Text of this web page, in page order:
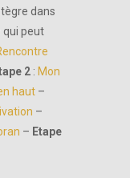
dans
qui peut
2 : Mon
haut –
–
– Etape